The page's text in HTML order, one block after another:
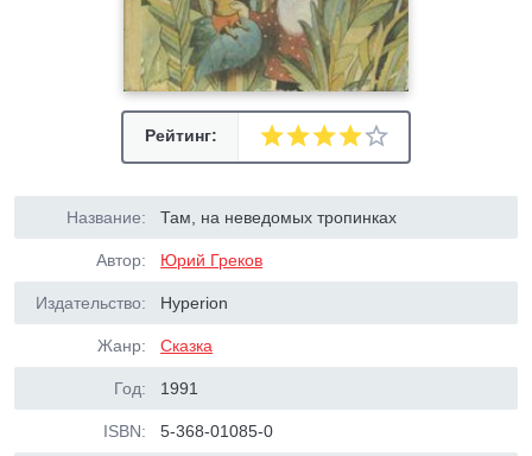
Рейтинг:
Название: Там, на неведомых тропинках
Автор: Юрий Греков
Издательство: Hyperion
Жанр: Сказка
Год: 1991
ISBN: 5-368-01085-0